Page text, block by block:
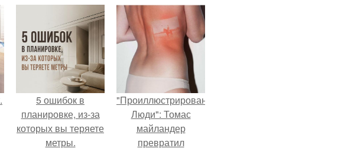
5 ошибок в
планировке, из-за
которых вы теряете
метры.
"Проиллюстрированные
Люди": Томас
майландер
превратил